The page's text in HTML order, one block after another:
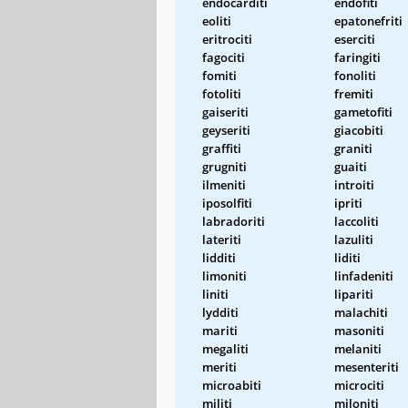
eoliti
epatonefriti
eritrociti
eserciti
fagociti
faringiti
fomiti
fonoliti
fotoliti
fremiti
gaiseriti
gametofiti
geyseriti
giacobiti
graffiti
graniti
grugniti
guaiti
ilmeniti
introiti
iposolfiti
ipriti
labradoriti
laccoliti
lateriti
lazuliti
lidditi
liditi
limoniti
linfadeniti
liniti
lipariti
lydditi
malachiti
mariti
masoniti
megaliti
melaniti
meriti
mesenteriti
microabiti
microciti
militi
miloniti